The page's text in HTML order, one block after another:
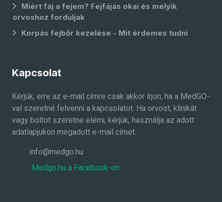
Miért fáj a fejem? Fejfájás okai és melyik
orvoshoz forduljak
Korpás fejbőr kezelése - Mit érdemes tudni
Kapcsolat
Kérjük, erre az e-mail címre csak akkor írjon, ha a MedGO-
val szeretné felvenni a kapcsolatot. Ha orvost, klinikát
vagy boltot szeretne elérni, kérjük, használja az adott
adatlapjukon megadott e-mail címet.
info@medgo.hu
Medgo.hu a Facebook-on